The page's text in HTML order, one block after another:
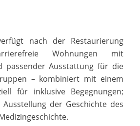
nach der Restaurierung
Wohnungen mit
passender Ausstattung für die
– kombiniert mit einem
für inklusive Begegnungen;
der Geschichte des